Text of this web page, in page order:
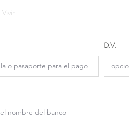
D.V.